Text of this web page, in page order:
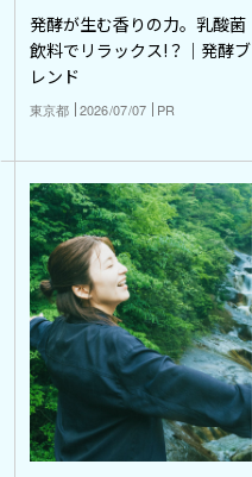
発酵が生む香りの力。乳酸菌
飲料でリラックス!？｜発酵ブ
レンド
東京都 2026/07/07 PR